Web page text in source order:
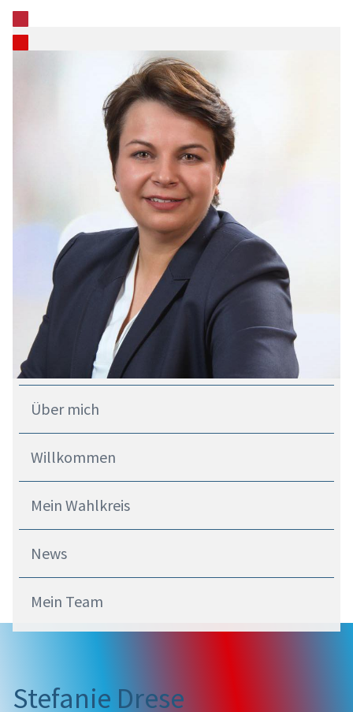
Über mich
Willkommen
Mein Wahlkreis
News
Mein Team
Stefanie Drese